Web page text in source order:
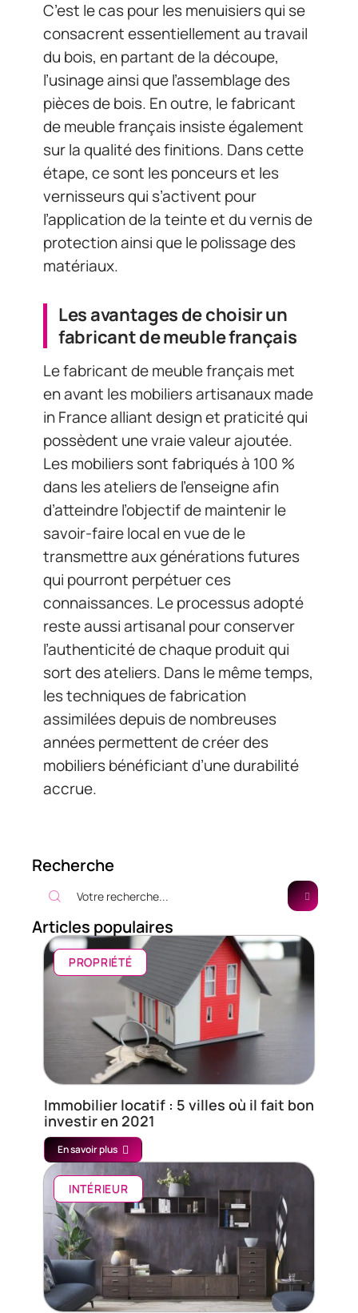
C’est le cas pour les menuisiers qui se
consacrent essentiellement au travail
du bois, en partant de la découpe,
l’usinage ainsi que l’assemblage des
pièces de bois. En outre, le fabricant
de meuble français insiste également
sur la qualité des finitions. Dans cette
étape, ce sont les ponceurs et les
vernisseurs qui s’activent pour
l’application de la teinte et du vernis de
protection ainsi que le polissage des
matériaux.
Les avantages de choisir un
fabricant de meuble français
Le fabricant de meuble français met
en avant les mobiliers artisanaux made
in France alliant design et praticité qui
possèdent une vraie valeur ajoutée.
Les mobiliers sont fabriqués à 100 %
dans les ateliers de l’enseigne afin
d’atteindre l’objectif de maintenir le
savoir-faire local en vue de le
transmettre aux générations futures
qui pourront perpétuer ces
connaissances. Le processus adopté
reste aussi artisanal pour conserver
l’authenticité de chaque produit qui
sort des ateliers. Dans le même temps,
les techniques de fabrication
assimilées depuis de nombreuses
années permettent de créer des
mobiliers bénéficiant d’une durabilité
accrue.
Recherche
Articles populaires
PROPRIÉTÉ
Immobilier locatif : 5 villes où il fait bon
investir en 2021
En savoir plus
INTÉRIEUR